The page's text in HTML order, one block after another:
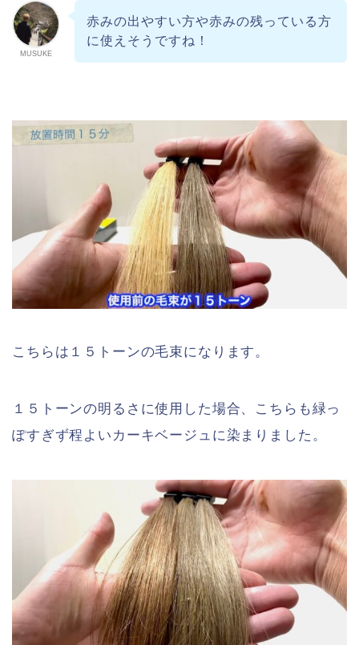
MUSUKE
赤みの出やすい方や赤みの残っている方
に使えそうですね！
こちらは１５トーンの毛束になります。
１５トーンの明るさに使用した場合、こちらも緑っ
ぽすぎず程よいカーキベージュに染まりました。